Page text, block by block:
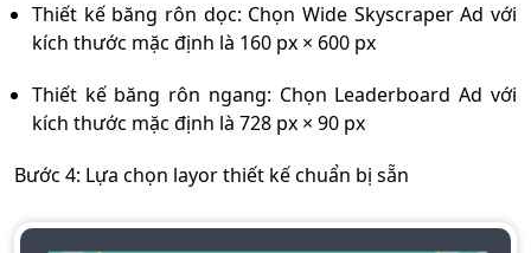
Thiết kế băng rôn dọc: Chọn Wide Skyscraper Ad với
kích thước mặc định là 160 px × 600 px
Thiết kế băng rôn ngang: Chọn Leaderboard Ad với
kích thước mặc định là 728 px × 90 px
Bước 4: Lựa chọn layor thiết kế chuẩn bị sẵn